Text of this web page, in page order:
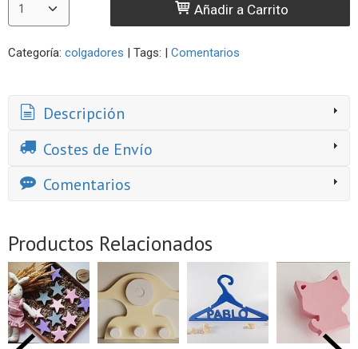
Añadir a Carrito
Categoría: colgadores | Tags: | Comentarios
Descripción
Costes de Envío
Comentarios
Productos Relacionados